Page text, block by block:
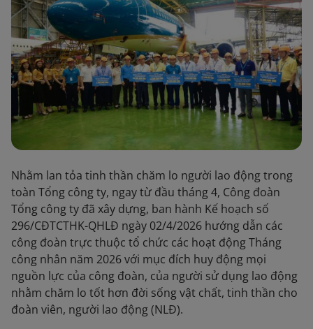
Nhằm lan tỏa tinh thần chăm lo người lao động trong
toàn Tổng công ty, ngay từ đầu tháng 4, Công đoàn
Tổng công ty đã xây dựng, ban hành Kế hoạch số
296/CĐTCTHK-QHLĐ ngày 02/4/2026 hướng dẫn các
công đoàn trực thuộc tổ chức các hoạt động Tháng
công nhân năm 2026 với mục đích huy động mọi
nguồn lực của công đoàn, của người sử dụng lao động
nhằm chăm lo tốt hơn đời sống vật chất, tinh thần cho
đoàn viên, người lao động (NLĐ).